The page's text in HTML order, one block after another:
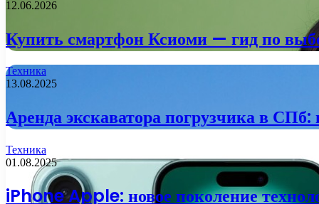
12.06.2026
Купить смартфон Ксиоми — гид по
Техника
13.08.2025
Аренда экскаватора погрузчика в
Техника
01.08.2025
iPhone Apple: новое поколение